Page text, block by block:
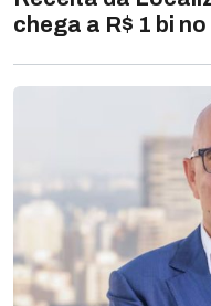
chega a R$ 1 bi